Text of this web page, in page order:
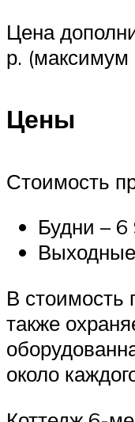
Цена
р. (максимум
Цены
Стоимость
Будни – 6
В стоимость
также
около